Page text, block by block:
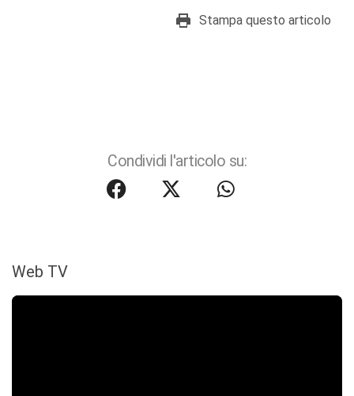
Stampa questo articolo
Condividi l'articolo su:
Web TV